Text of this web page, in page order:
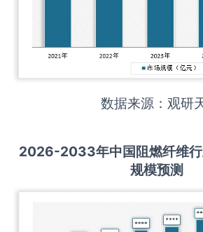
数据来源：观研
2026-2033年中国阻燃纤维
规模预测